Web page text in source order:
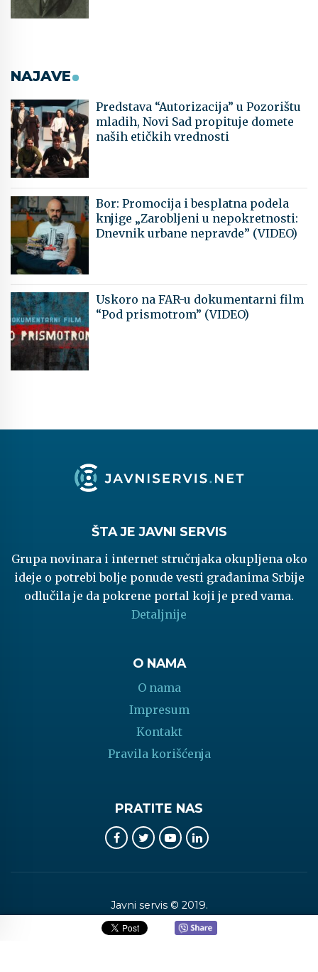
NAJAVE
Predstava “Autorizacija” u Pozorištu
mladih, Novi Sad propituje domete
naših etičkih vrednosti
Bor: Promocija i besplatna podela
knjige „Zarobljeni u nepokretnosti:
Dnevnik urbane nepravde” (VIDEO)
Uskoro na FAR-u dokumentarni film
“Pod prismotrom” (VIDEO)
ŠTA JE JAVNI SERVIS
Grupa novinara i internet stručnjaka okupljena oko
ideje o potrebi bolje ponude vesti građanima Srbije
odlučila je da pokrene portal koji je pred vama.
Detaljnije
O NAMA
O nama
Impresum
Kontakt
Pravila korišćenja
PRATITE NAS
Javni servis © 2019.